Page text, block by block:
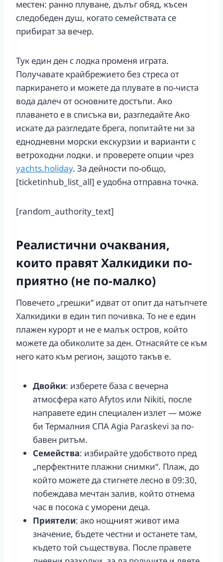
местен: ранно плуване, дълъг обяд, късен
следобеден душ, когато семействата се
прибират за вечер.
Тук един ден с лодка променя играта.
Получавате крайбрежието без стреса от
паркирането и можете да плувате в по-чиста
вода далеч от основните достъпи. Ако
плаването е в списъка ви, разгледайте Ако
искате да разгледате брега, попитайте ни за
еднодневни морски екскурзии и варианти с
ветроходни лодки. и проверете опции чрез
yachts.holiday. За дейности по-общо,
[ticketinhub_list_all] е удобна отправна точка.
[random_authority_text]
Реалистични очаквания,
които правят Халкидики по-
приятно (не по-малко)
Повечето „грешки“ идват от опит да натъпчете
Халкидики в един тип почивка. То не е един
плажен курорт и не е малък остров, който
можете да обиколите за ден. Отнасяйте се към
него като към регион, защото такъв е.
Двойки: изберете база с вечерна
атмосфера като Afytos или Nikiti, после
направете един специален излет — може
би Термалния СПА Agia Paraskevi за по-
бавен ритъм.
Семейства: избирайте удобството пред
„перфектните плажни снимки“. Плаж, до
който можете да стигнете лесно в 09:30,
побеждава мечтан залив, който отнема
час в посока с уморени деца.
Приятели: ако нощният живот има
значение, бъдете честни и останете там,
където той съществува. После правете